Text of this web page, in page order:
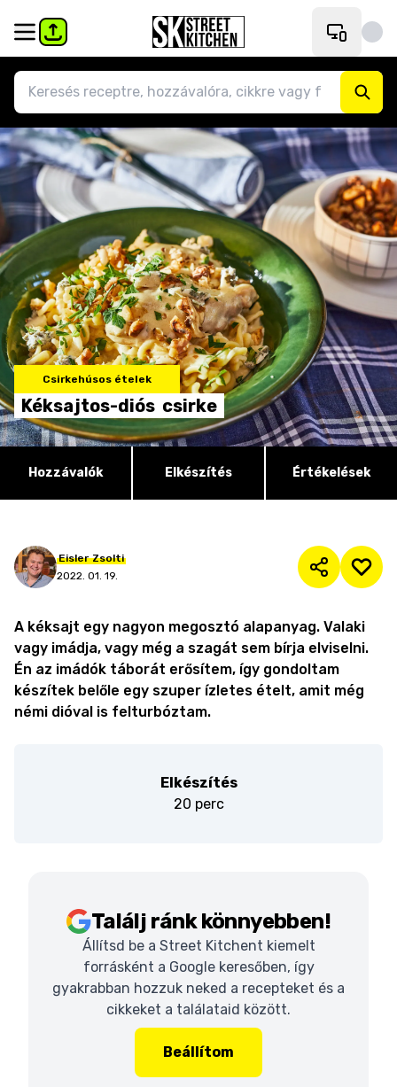
Csirkehúsos ételek
Kéksajtos-diós csirke
Hozzávalók Elkészítés Értékelések
Eisler Zsolti
2022. 01. 19.
A kéksajt egy nagyon megosztó alapanyag. Valaki
vagy imádja, vagy még a szagát sem bírja elviselni.
Én az imádók táborát erősítem, így gondoltam
készítek belőle egy szuper ízletes ételt, amit még
némi dióval is felturbóztam.
Elkészítés
20 perc
Találj ránk könnyebben!
Állítsd be a Street Kitchent kiemelt
forrásként a Google keresőben, így
gyakrabban hozzuk neked a recepteket és a
cikkeket a találataid között.
Beállítom